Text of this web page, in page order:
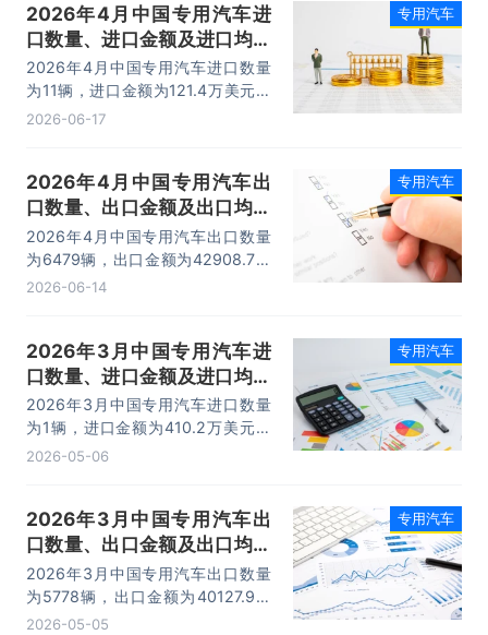
2026年4月中国专用汽车进
口数量、进口金额及进口均价
统计分析
2026年4月中国专用汽车进口数量
为11辆，进口金额为121.4万美元，
进口均价为11万美元/辆。
2026-06-17
专用汽车
2026年4月中国专用汽车出
口数量、出口金额及出口均价
统计分析
2026年4月中国专用汽车出口数量
为6479辆，出口金额为42908.7万
美元，出口均价为6.6万美元/辆。
2026-06-14
专用汽车
2026年3月中国专用汽车进
口数量、进口金额及进口均价
统计分析
2026年3月中国专用汽车进口数量
为1辆，进口金额为410.2万美元，
进口均价为410.2万美元/辆。
2026-05-06
专用汽车
2026年3月中国专用汽车出
口数量、出口金额及出口均价
统计分析
2026年3月中国专用汽车出口数量
为5778辆，出口金额为40127.9万
美元，出口均价为6.9万美元/辆。
2026-05-05
专用汽车